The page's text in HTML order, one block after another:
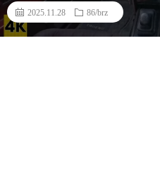
2025.11.28 86/brz